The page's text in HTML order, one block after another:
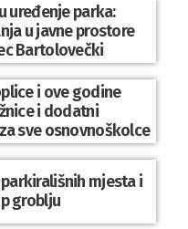
uređenje parka:
u javne prostore
Bartolovečki
i ove godine
i dodatni
sve osnovnoškolce
mjesta i
groblju